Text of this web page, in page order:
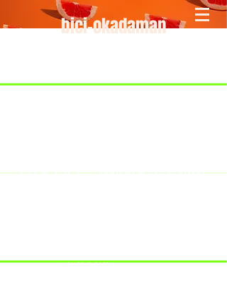
bici-okadaman
​＜営業予定＞ 臨時休業日のみ掲載